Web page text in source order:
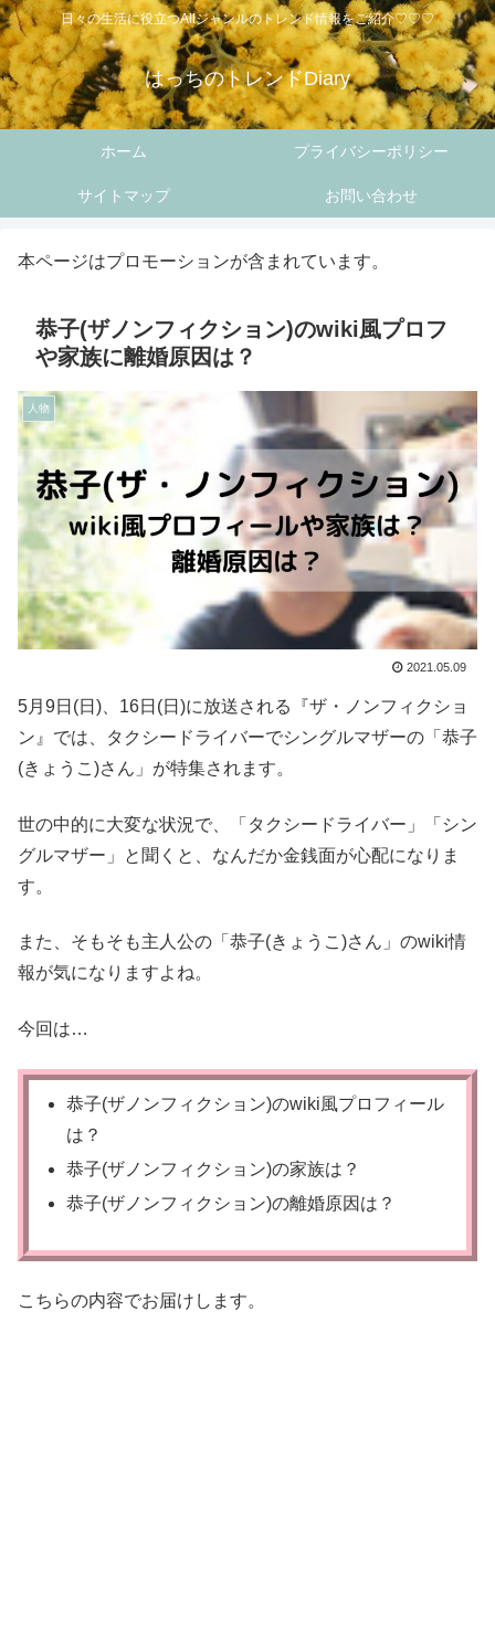
日々の生活に役立つAllジャンルのトレンド情報をご紹介♡♡♡
はっちのトレンドDiary
ホーム プライバシーポリシー
サイトマップ お問い合わせ
本ページはプロモーションが含まれています。
恭子(ザノンフィクション)のwiki風プロフ
や家族に離婚原因は？
人物
2021.05.09
5月9日(日)、16日(日)に放送される『ザ・ノンフィクショ
ン』では、タクシードライバーでシングルマザーの「恭子
(きょうこ)さん」が特集されます。
世の中的に大変な状況で、「タクシードライバー」「シン
グルマザー」と聞くと、なんだか金銭面が心配になりま
す。
また、そもそも主人公の「恭子(きょうこ)さん」のwiki情
報が気になりますよね。
今回は…
恭子(ザノンフィクション)のwiki風プロフィール
は？
恭子(ザノンフィクション)の家族は？
恭子(ザノンフィクション)の離婚原因は？
こちらの内容でお届けします。